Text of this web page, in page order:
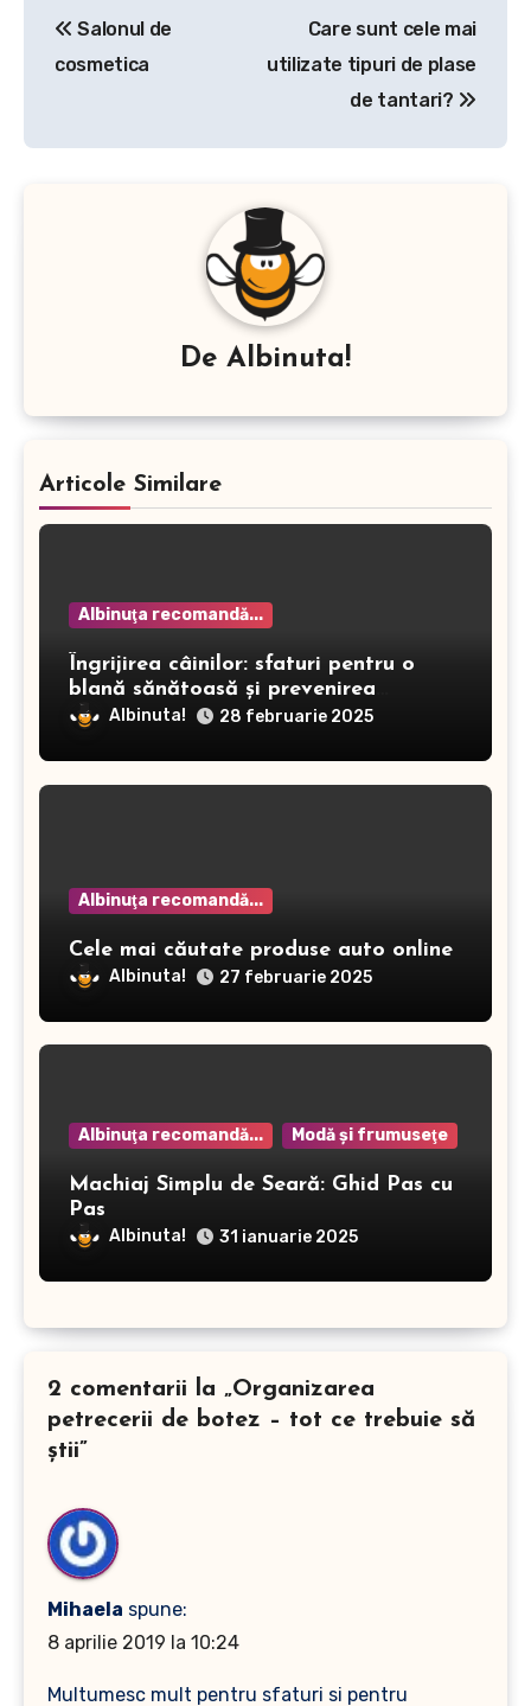
Salonul de
cosmetica
Care sunt cele mai
utilizate tipuri de plase
de tantari?
De Albinuta!
Articole Similare
Albinuţa recomandă...
Îngrijirea câinilor: sfaturi pentru o
blană sănătoasă și prevenirea
dermatitei
Albinuta! 28 februarie 2025
Albinuţa recomandă...
Cele mai căutate produse auto online
Albinuta! 27 februarie 2025
Albinuţa recomandă... Modă şi frumuseţe
Machiaj Simplu de Seară: Ghid Pas cu
Pas
Albinuta! 31 ianuarie 2025
2 comentarii la „Organizarea
petrecerii de botez – tot ce trebuie să
știi”
Mihaela spune:
8 aprilie 2019 la 10:24
Multumesc mult pentru sfaturi si pentru